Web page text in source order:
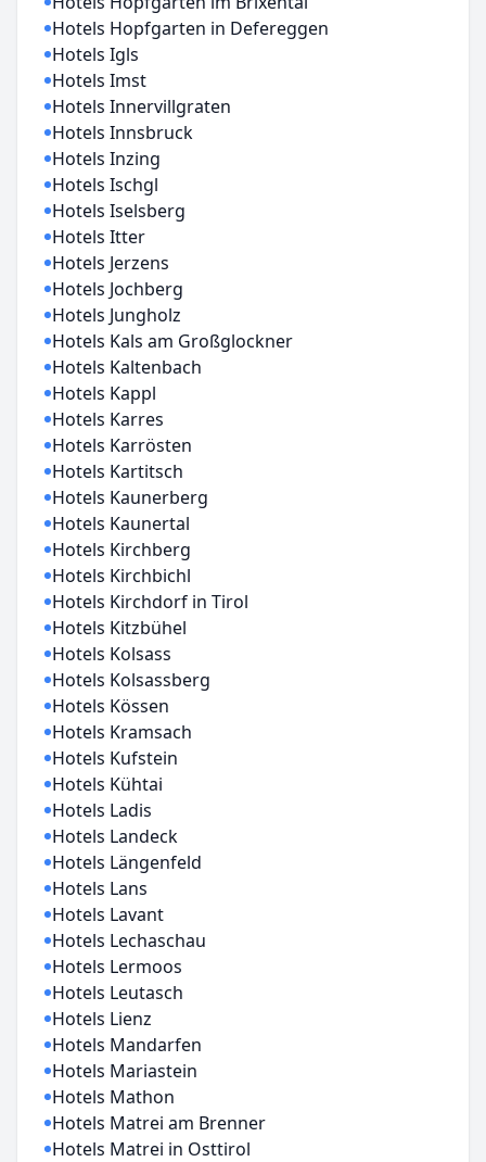
Hotels Hopfgarten in Defereggen
Hotels Igls
Hotels Imst
Hotels Innervillgraten
Hotels Innsbruck
Hotels Inzing
Hotels Ischgl
Hotels Iselsberg
Hotels Itter
Hotels Jerzens
Hotels Jochberg
Hotels Jungholz
Hotels Kals am Großglockner
Hotels Kaltenbach
Hotels Kappl
Hotels Karres
Hotels Karrösten
Hotels Kartitsch
Hotels Kaunerberg
Hotels Kaunertal
Hotels Kirchberg
Hotels Kirchbichl
Hotels Kirchdorf in Tirol
Hotels Kitzbühel
Hotels Kolsass
Hotels Kolsassberg
Hotels Kössen
Hotels Kramsach
Hotels Kufstein
Hotels Kühtai
Hotels Ladis
Hotels Landeck
Hotels Längenfeld
Hotels Lans
Hotels Lavant
Hotels Lechaschau
Hotels Lermoos
Hotels Leutasch
Hotels Lienz
Hotels Mandarfen
Hotels Mariastein
Hotels Mathon
Hotels Matrei am Brenner
Hotels Matrei in Osttirol